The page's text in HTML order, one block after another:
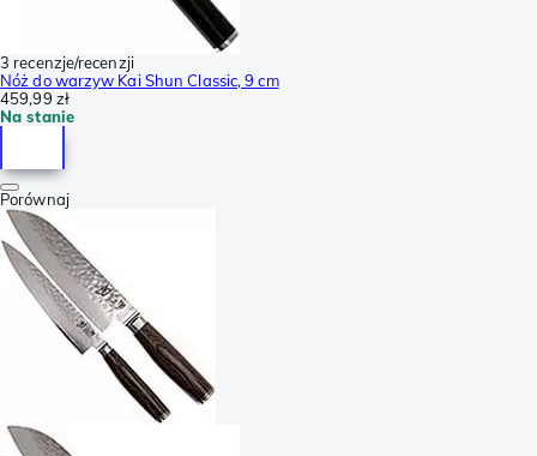
3 recenzje/recenzji
Nóż do warzyw Kai Shun Classic, 9 cm
459,99 zł
Na stanie
Porównaj